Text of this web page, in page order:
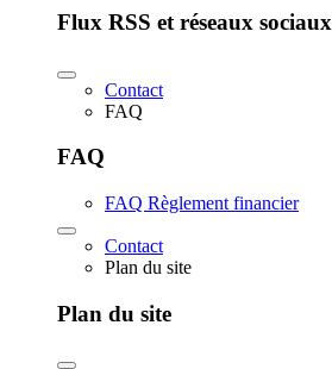
Flux RSS et réseaux sociaux
Contact
FAQ
FAQ
FAQ Règlement financier
Contact
Plan du site
Plan du site